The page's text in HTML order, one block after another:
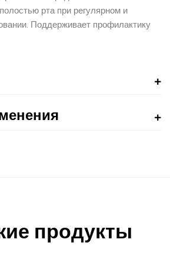
рта при регулярном и
Поддерживает профилактику
продукты